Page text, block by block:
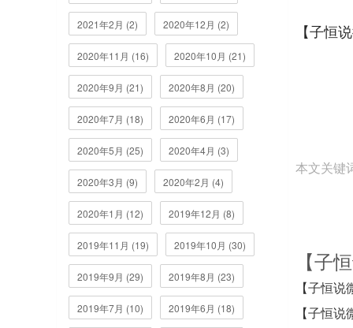
2021年2月 (2) 2020年12月 (2)
2020年11月 (16) 2020年10月 (21)
2020年9月 (21) 2020年8月 (20)
2020年7月 (18) 2020年6月 (17)
2020年5月 (25) 2020年4月 (3)
2020年3月 (9) 2020年2月 (4)
2020年1月 (12) 2019年12月 (8)
2019年11月 (19) 2019年10月 (30)
2019年9月 (29) 2019年8月 (23)
2019年7月 (10) 2019年6月 (18)
【子恒
本文关键
【子
【子恒
【子恒